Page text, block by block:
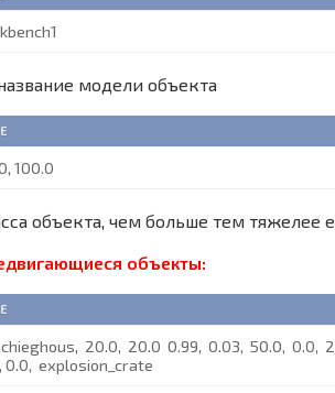
модели объекта
100.0
объекта, чем больше тем тяжелее
объекты:
20.0, 20.0 0.99, 0.03, 50.0,
0.0, explosion_crate